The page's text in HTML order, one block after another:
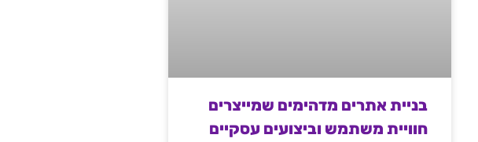
בניית אתרים מדהימים שמייצרים
חוויית משתמש וביצועים עסקיים